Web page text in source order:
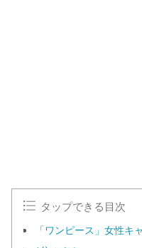
タップできる目次
「ワンピース」女性キ